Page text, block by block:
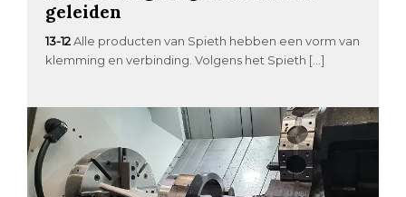
geleiden
13-12 Alle producten van Spieth hebben een vorm van
klemming en verbinding. Volgens het Spieth […]